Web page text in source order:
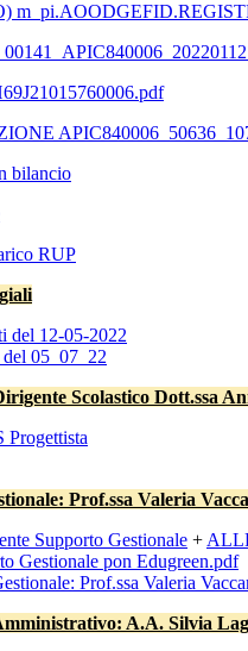
bilancio
RUP
del 12-05-2022
05_07_22
Scolastico Dott.ssa
Progettista
Prof.ssa Valeria
Supporto Gestionale +
Gestionale pon Edugreen.pdf
Prof.ssa Valeria
A.A. Silvia